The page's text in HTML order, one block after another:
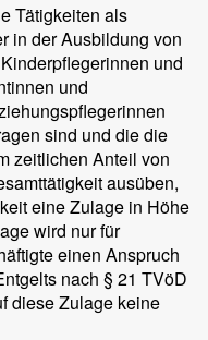
Tätigkeiten als
in der Ausbildung von
und
und
sind und die die
zeitlichen Anteil von
ausüben,
eine Zulage in Höhe
wird nur für
einen Anspruch
nach § 21 TVöD
diese Zulage keine